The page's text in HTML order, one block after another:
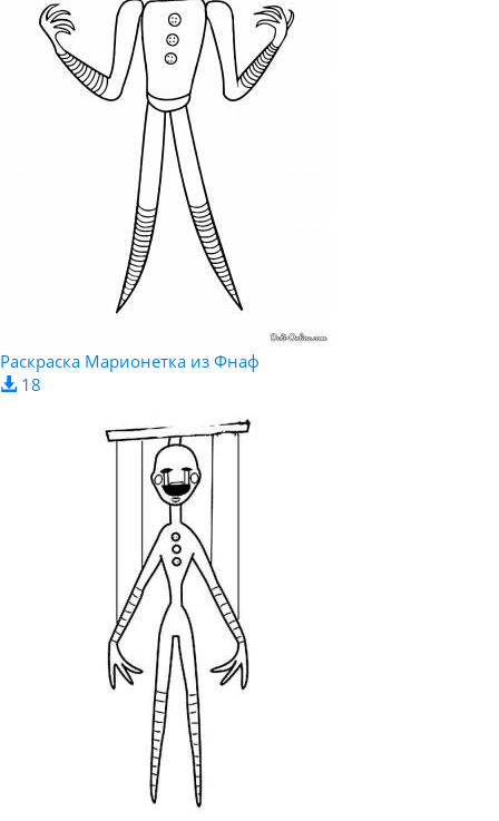
Раскраска Марионетка из Фнаф
18